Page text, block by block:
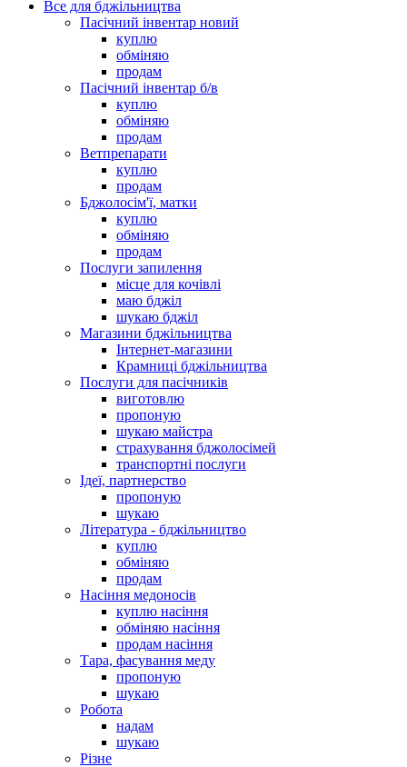
Все для бджільництва
Пасічний інвентар новий
куплю
обміняю
продам
Пасічний інвентар б/в
куплю
обміняю
продам
Ветпрепарати
куплю
продам
Бджолосім'ї, матки
куплю
обміняю
продам
Послуги запилення
місце для кочівлі
маю бджіл
шукаю бджіл
Магазини бджільництва
Інтернет-магазини
Крамниці бджільництва
Послуги для пасічників
виготовлю
пропоную
шукаю майстра
страхування бджолосімей
транспортні послуги
Ідеї, партнерство
пропоную
шукаю
Література - бджільництво
куплю
обміняю
продам
Насіння медоносів
куплю насіння
обміняю насіння
продам насіння
Тара, фасування меду
пропоную
шукаю
Робота
надам
шукаю
Різне